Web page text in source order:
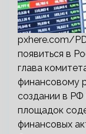
pxhere.com/
появиться в
глава
финансовому
создании в
площадок
финансовых